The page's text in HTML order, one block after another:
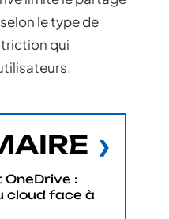
le type de
qui
OneDrive :
cloud face à